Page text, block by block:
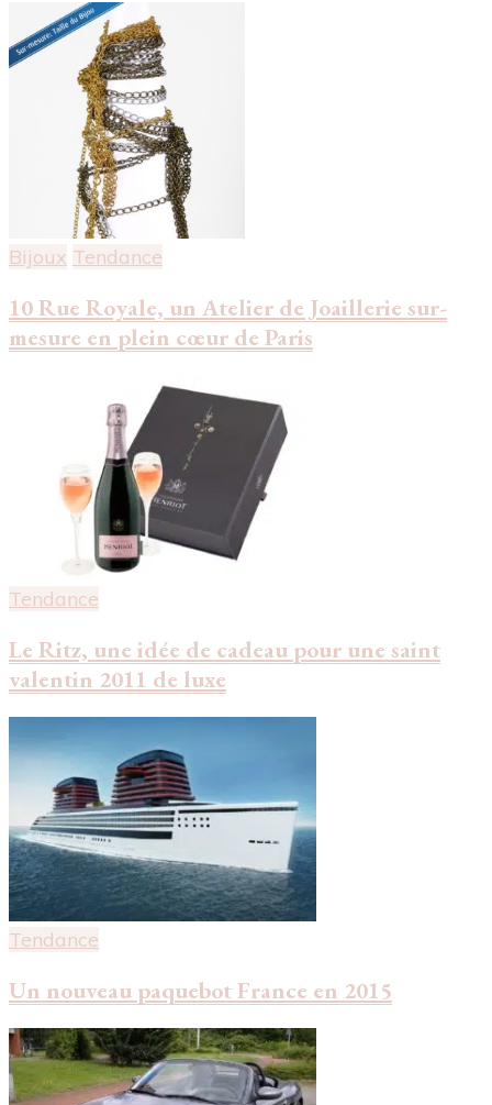
Bijoux Tendance
10 Rue Royale, un Atelier de Joaillerie sur-
mesure en plein cœur de Paris
Tendance
Le Ritz, une idée de cadeau pour une saint
valentin 2011 de luxe
Tendance
Un nouveau paquebot France en 2015